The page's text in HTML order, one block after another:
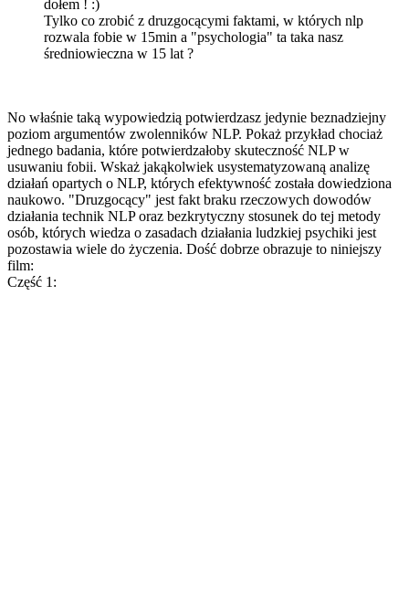
dołem ! :)
Tylko co zrobić z druzgocącymi faktami, w których nlp
rozwala fobie w 15min a "psychologia" ta taka nasz
średniowieczna w 15 lat ?
No właśnie taką wypowiedzią potwierdzasz jedynie beznadziejny
poziom argumentów zwolenników NLP. Pokaż przykład chociaż
jednego badania, które potwierdzałoby skuteczność NLP w
usuwaniu fobii. Wskaż jakąkolwiek usystematyzowaną analizę
działań opartych o NLP, których efektywność została dowiedziona
naukowo. "Druzgocący" jest fakt braku rzeczowych dowodów
działania technik NLP oraz bezkrytyczny stosunek do tej metody
osób, których wiedza o zasadach działania ludzkiej psychiki jest
pozostawia wiele do życzenia. Dość dobrze obrazuje to niniejszy
film:
Część 1: